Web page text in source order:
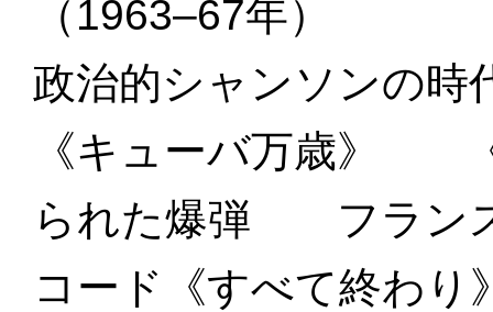
（1963–67年）
政治的シャンソンの
《キューバ万歳》
られた爆弾 フラン
コード《すべて終わ